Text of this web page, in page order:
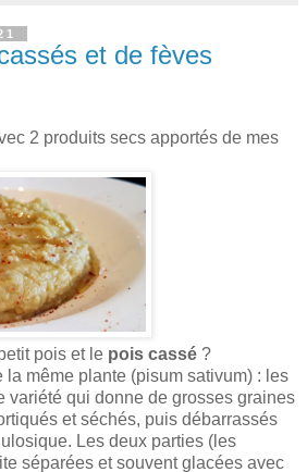
et de fèves
2 produits secs apportés de mes
pois et le pois cassé ?
la même plante (pisum sativum) : les
variété qui donne de grosses graines
et séchés, puis débarrassés
Les deux parties (les
séparées et souvent glacées avec